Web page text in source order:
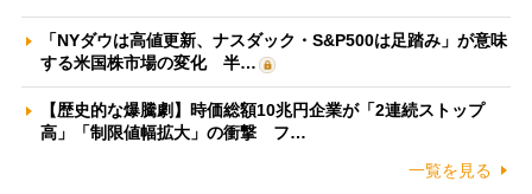
「NYダウは高値更新、ナスダック・S&P500は足踏み」が意味
する米国株市場の変化 半…
【歴史的な爆騰劇】時価総額10兆円企業が「2連続ストップ
高」「制限値幅拡大」の衝撃 フ…
一覧を見る